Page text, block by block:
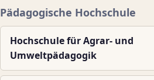
Pädagogische Hochschule
Hochschule für Agrar- und
Umweltpädagogik